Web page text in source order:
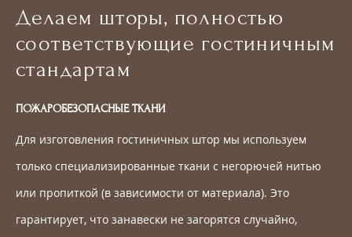
Делаем шторы, полностью
соответствующие гостиничным
стандартам
ПОЖАРОБЕЗОПАСНЫЕ ТКАНИ
Для изготовления гостиничных штор мы используем
только специализированные ткани с негорючей нитью
или пропиткой (в зависимости от материала). Это
гарантирует, что занавески не загорятся случайно,